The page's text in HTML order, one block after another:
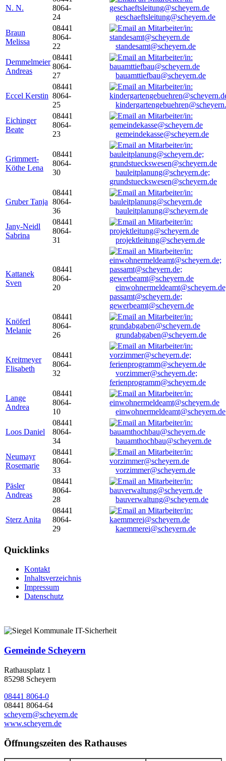
N. N.
8064-
24
geschaeftsleitung@scheyern.de
Braun
Melissa
08441
8064-
22
standesamt@scheyern.de
Demmelmeier
Andreas
08441
8064-
27
bauamttiefbau@scheyern.de
Eccel Kerstin
08441
8064-
25
Eichinger
Beate
08441
8064-
23
gemeindekasse@scheyern.de
Grimmert-
Köthe Lena
08441
8064-
30
bauleitplanung@scheyern.de;
grundstueckswesen@scheyern.de
Gruber Tanja
08441
8064-
36
bauleitplanung@scheyern.de
Jany-Neidl
Sabrina
08441
8064-
31
projektleitung@scheyern.de
Kattanek
Sven
08441
8064-
20
passamt@scheyern.de;
gewerbeamt@scheyern.de
Knöferl
Melanie
08441
8064-
26
grundabgaben@scheyern.de
Kreitmeyer
Elisabeth
08441
8064-
32
vorzimmer@scheyern.de;
ferienprogramm@scheyern.de
Lange
Andrea
08441
8064-
10
einwohnermeldeamt@scheyern.de
Loos Daniel
08441
8064-
34
bauamthochbau@scheyern.de
Neumayr
Rosemarie
08441
8064-
33
vorzimmer@scheyern.de
Päsler
Andreas
08441
8064-
28
bauverwaltung@scheyern.de
Sterz Anita
08441
8064-
29
kaemmerei@scheyern.de
Quicklinks
Kontakt
Inhaltsverzeichnis
Impressum
Datenschutz
Gemeinde Scheyern
Rathausplatz 1
85298 Scheyern
08441 8064-0
08441 8064-64
scheyern@scheyern.de
www.scheyern.de
Öffnungszeiten des Rathauses